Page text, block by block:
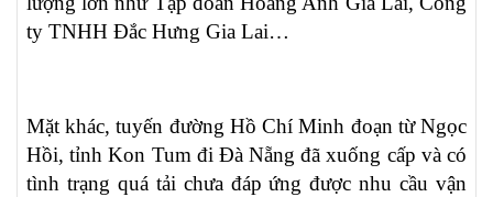
ty TNHH Đắc Hưng Gia Lai…
Mặt khác, tuyến đường Hồ Chí Minh đoạn từ Ngọc
Hồi, tỉnh Kon Tum đi Đà Nẵng đã xuống cấp và có
tình trạng quá tải chưa đáp ứng được nhu cầu vận